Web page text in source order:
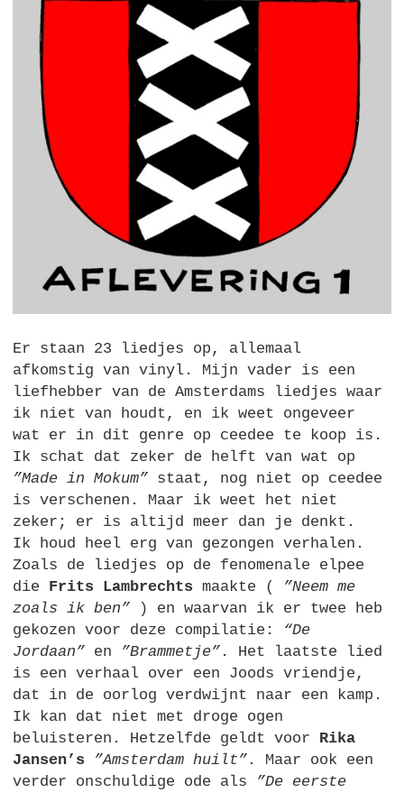
Er staan 23 liedjes op, allemaal
afkomstig van vinyl. Mijn vader is een
liefhebber van de Amsterdams liedjes waar
ik niet van houdt, en ik weet ongeveer
wat er in dit genre op ceedee te koop is.
Ik schat dat zeker de helft van wat op
”Made in Mokum” staat, nog niet op ceedee
is verschenen. Maar ik weet het niet
zeker; er is altijd meer dan je denkt.
Ik houd heel erg van gezongen verhalen.
Zoals de liedjes op de fenomenale elpee
die Frits Lambrechts maakte ( ”Neem me
zoals ik ben” ) en waarvan ik er twee heb
gekozen voor deze compilatie: “De
Jordaan” en ”Brammetje” . Het laatste lied
is een verhaal over een Joods vriendje,
dat in de oorlog verdwijnt naar een kamp.
Ik kan dat niet met droge ogen
beluisteren. Hetzelfde geldt voor Rika
Jansen’s
”Amsterdam huilt” . Maar ook een
verder onschuldige ode als ”De eerste